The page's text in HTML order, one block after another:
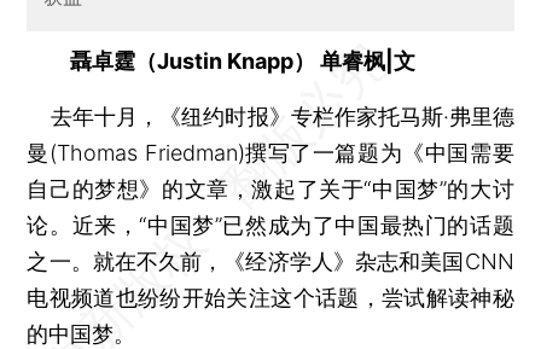
聶卓霆（Justin Knapp） 单睿枫|文
去年十月，《纽约时报》专栏作家托马斯·弗里德
曼(Thomas Friedman)撰写了一篇题为《中国需要
自己的梦想》的文章，激起了关于“中国梦”的大讨
论。近来，“中国梦”已然成为了中国最热门的话题
之一。就在不久前，《经济学人》杂志和美国CNN
电视频道也纷纷开始关注这个话题，尝试解读神秘
的中国梦。